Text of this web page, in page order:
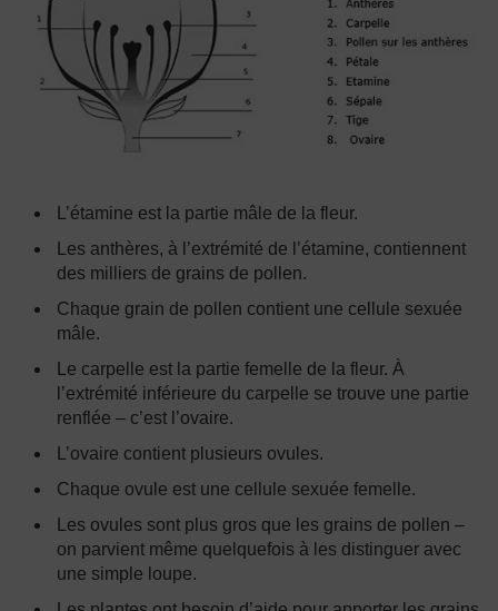
L’étamine est la partie mâle de la fleur.
Les anthères, à l’extrémité de l’étamine, contiennent
des milliers de grains de pollen.
Chaque grain de pollen contient une cellule sexuée
mâle.
Le carpelle est la partie femelle de la fleur. À
l’extrémité inférieure du carpelle se trouve une partie
renflée – c’est l’ovaire.
L’ovaire contient plusieurs ovules.
Chaque ovule est une cellule sexuée femelle.
Les ovules sont plus gros que les grains de pollen –
on parvient même quelquefois à les distinguer avec
une simple loupe.